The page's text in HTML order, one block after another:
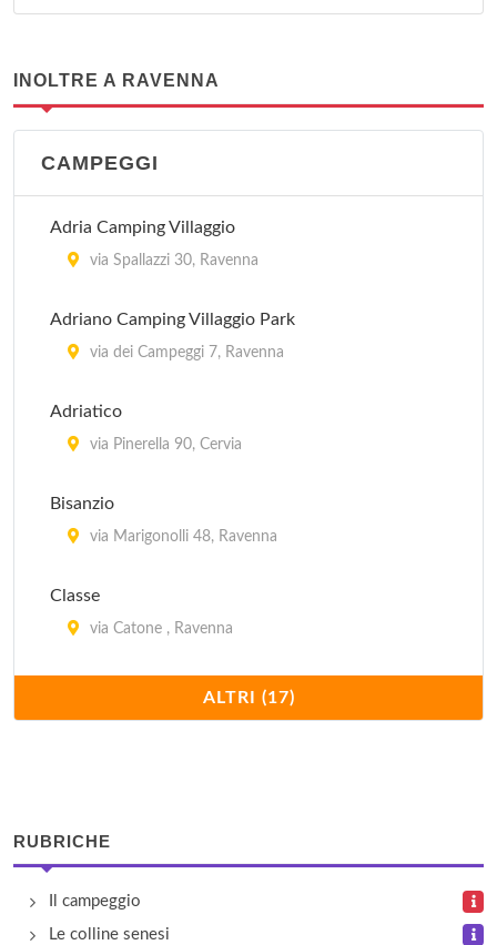
INOLTRE A RAVENNA
CAMPEGGI
Adria Camping Villaggio
via Spallazzi 30, Ravenna
Adriano Camping Villaggio Park
via dei Campeggi 7, Ravenna
Adriatico
via Pinerella 90, Cervia
Bisanzio
via Marigonolli 48, Ravenna
Classe
via Catone , Ravenna
International Camping
via Byron 98, Ravenna
Pineta Camping Villaggio
viale Giacomo Matteotti 186, Cervia
ALTRI (17)
RUBRICHE
Il campeggio
Le colline senesi